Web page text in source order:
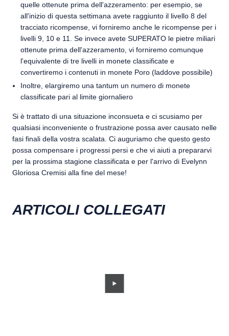
quelle ottenute prima dell'azzeramento: per esempio, se
all'inizio di questa settimana avete raggiunto il livello 8 del
tracciato ricompense, vi forniremo anche le ricompense per i
livelli 9, 10 e 11. Se invece avete SUPERATO le pietre miliari
ottenute prima dell'azzeramento, vi forniremo comunque
l'equivalente di tre livelli in monete classificate e
convertiremo i contenuti in monete Poro (laddove possibile)
Inoltre, elargiremo una tantum un numero di monete
classificate pari al limite giornaliero
Si è trattato di una situazione inconsueta e ci scusiamo per
qualsiasi inconveniente o frustrazione possa aver causato nelle
fasi finali della vostra scalata. Ci auguriamo che questo gesto
possa compensare i progressi persi e che vi aiuti a prepararvi
per la prossima stagione classificata e per l'arrivo di Evelynn
Gloriosa Cremisi alla fine del mese!
ARTICOLI COLLEGATI